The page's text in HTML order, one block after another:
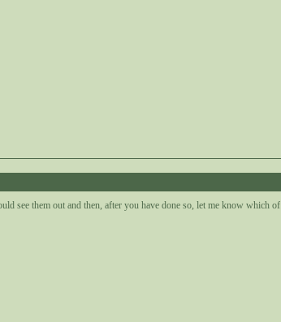
see them out and then, after you have done so, let me know which of